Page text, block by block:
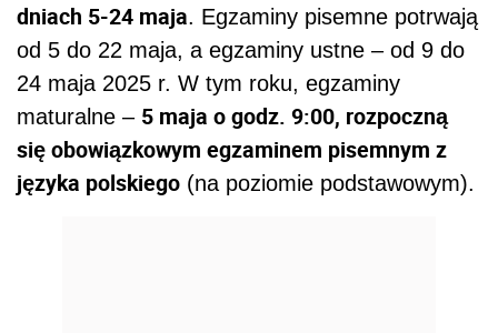
dniach 5-24 maja. Egzaminy pisemne potrwają
od 5 do 22 maja, a egzaminy ustne – od 9 do
24 maja 2025 r. W tym roku, egzaminy
maturalne – 5 maja o godz. 9:00, rozpoczną
się obowiązkowym egzaminem pisemnym z
języka polskiego (na poziomie podstawowym).